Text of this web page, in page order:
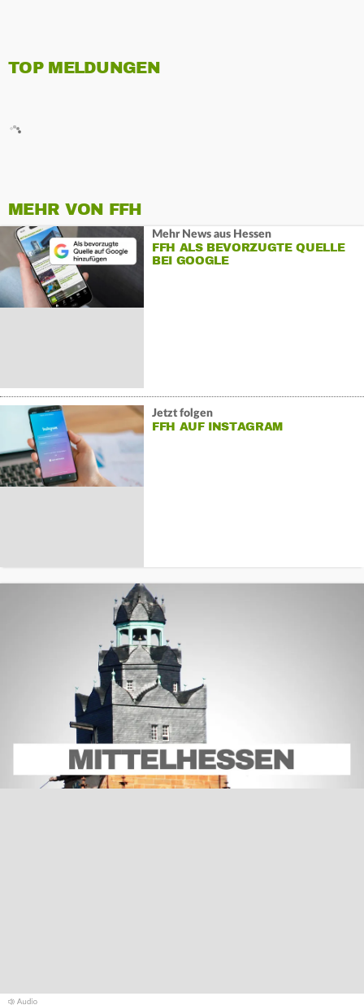
TOP MELDUNGEN
MEHR VON FFH
Mehr News aus Hessen
FFH ALS BEVORZUGTE QUELLE
BEI GOOGLE
Jetzt folgen
FFH AUF INSTAGRAM